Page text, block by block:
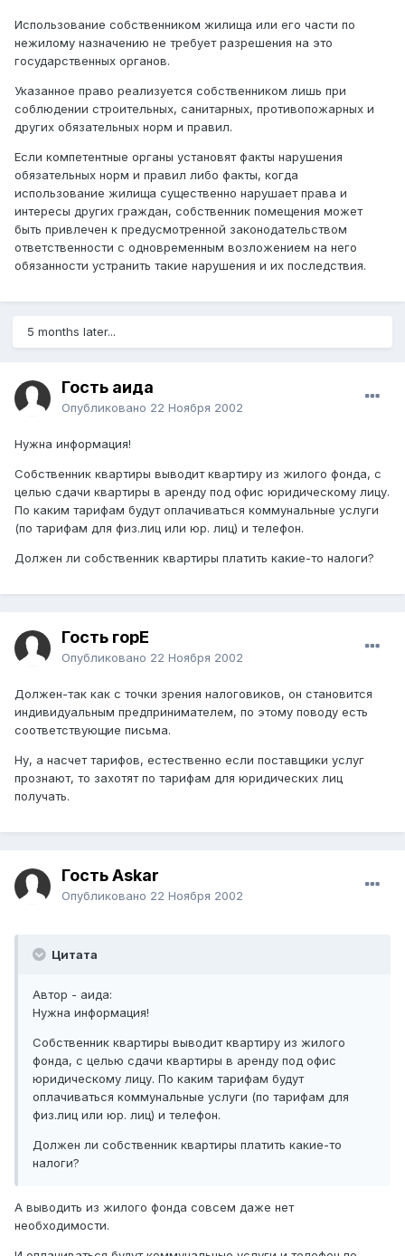
Использование собственником жилища или его части по
нежилому назначению не требует разрешения на это
государственных органов.
Указанное право реализуется собственником лишь при
соблюдении строительных, санитарных, противопожарных и
других обязательных норм и правил.
Если компетентные органы установят факты нарушения
обязательных норм и правил либо факты, когда
использование жилища существенно нарушает права и
интересы других граждан, собственник помещения может
быть привлечен к предусмотренной законодательством
ответственности с одновременным возложением на него
обязанности устранить такие нарушения и их последствия.
5 months later...
Гость аида
Опубликовано 22 Ноября 2002
Нужна информация!
Собственник квартиры выводит квартиру из жилого фонда, с
целью сдачи квартиры в аренду под офис юридическому лицу.
По каким тарифам будут оплачиваться коммунальные услуги
(по тарифам для физ.лиц или юр. лиц) и телефон.
Должен ли собственник квартиры платить какие-то налоги?
Гость горЕ
Опубликовано 22 Ноября 2002
Должен-так как с точки зрения налоговиков, он становится
индивидуальным предпринимателем, по этому поводу есть
соответствующие письма.
Ну, а насчет тарифов, естественно если поставщики услуг
прознают, то захотят по тарифам для юридических лиц
получать.
Гость Askar
Опубликовано 22 Ноября 2002
Цитата
Автор - аида:
Нужна информация!
Собственник квартиры выводит квартиру из жилого
фонда, с целью сдачи квартиры в аренду под офис
юридическому лицу. По каким тарифам будут
оплачиваться коммунальные услуги (по тарифам для
физ.лиц или юр. лиц) и телефон.
Должен ли собственник квартиры платить какие-то
налоги?
А выводить из жилого фонда совсем даже нет
необходимости.